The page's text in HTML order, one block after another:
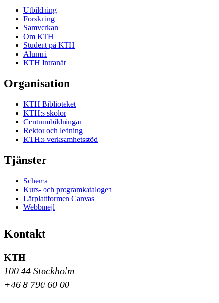
Utbildning
Forskning
Samverkan
Om KTH
Student på KTH
Alumni
KTH Intranät
Organisation
KTH Biblioteket
KTH:s skolor
Centrumbildningar
Rektor och ledning
KTH:s verksamhetsstöd
Tjänster
Schema
Kurs- och programkatalogen
Lärplattformen Canvas
Webbmejl
Kontakt
KTH
100 44 Stockholm
+46 8 790 60 00